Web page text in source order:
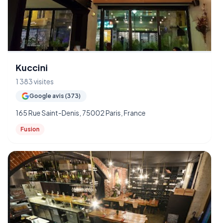
Kuccini
1 383 visites
Google avis (373)
165 Rue Saint-Denis, 75002 Paris, France
Fusion